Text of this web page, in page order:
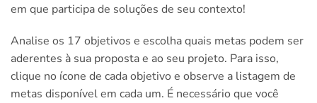
em que participa de soluções de seu contexto!
Analise os 17 objetivos e escolha quais metas podem ser
aderentes à sua proposta e ao seu projeto. Para isso,
clique no ícone de cada objetivo e observe a listagem de
metas disponível em cada um. É necessário que você